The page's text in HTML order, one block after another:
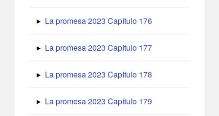
La promesa 2023 Capítulo 176
La promesa 2023 Capítulo 177
La promesa 2023 Capítulo 178
La promesa 2023 Capítulo 179